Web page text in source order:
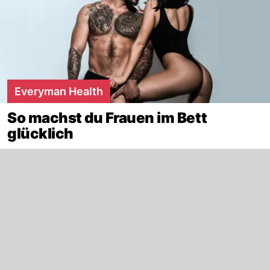
Everyman Health
So machst du Frauen im Bett
glücklich